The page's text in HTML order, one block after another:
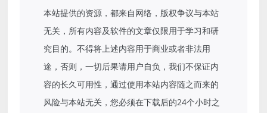
本站提供的资源，都来自网络，版权争议与本站
无关，所有内容及软件的文章仅限用于学习和研
究目的。不得将上述内容用于商业或者非法用
途，否则，一切后果请用户自负，我们不保证内
容的长久可用性，通过使用本站内容随之而来的
风险与本站无关，您必须在下载后的24个小时之